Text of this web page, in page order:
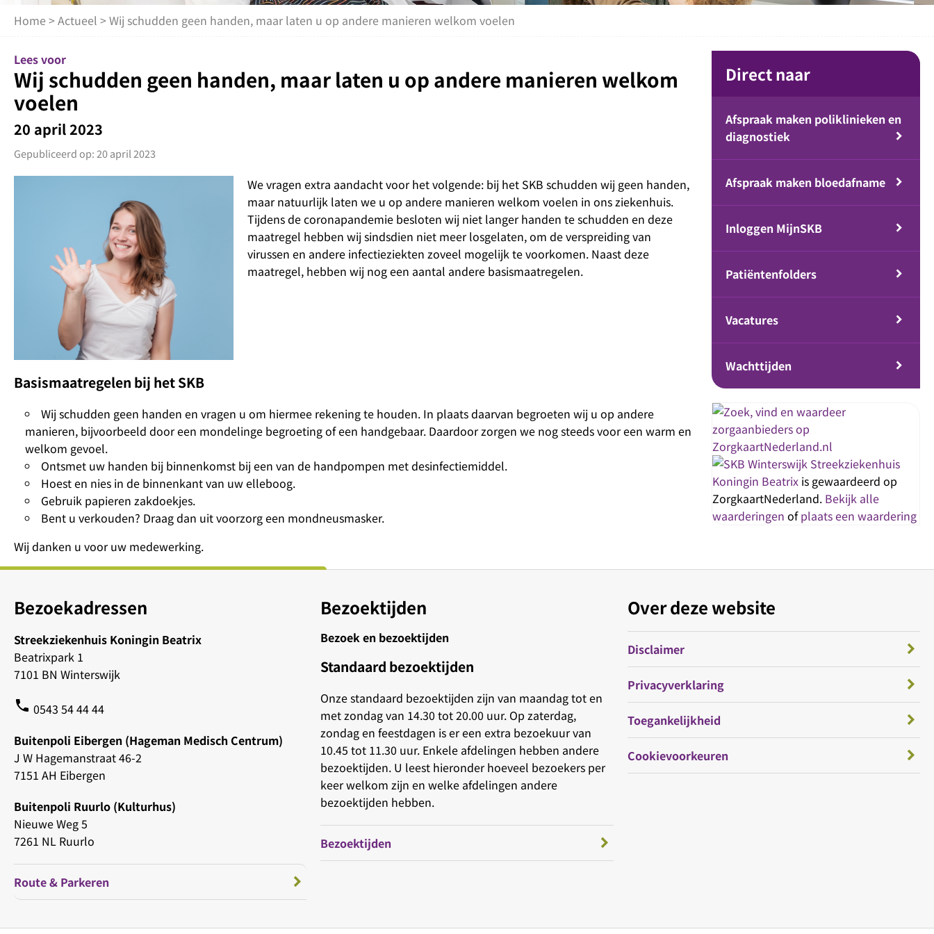
Home >Actueel > Wij schudden geen handen, maar laten u op andere manieren welkom voelen
Lees voor
Wij schudden geen handen, maar laten u op andere manieren welkom
voelen
20 april 2023
Gepubliceerd op: 20 april 2023
We vragen extra aandacht voor het volgende: bij het SKB schudden wij geen handen,
maar natuurlijk laten we u op andere manieren welkom voelen in ons ziekenhuis.
Tijdens de coronapandemie besloten wij niet langer handen te schudden en deze
maatregel hebben wij sindsdien niet meer losgelaten, om de verspreiding van
virussen en andere infectieziekten zoveel mogelijk te voorkomen. Naast deze
maatregel, hebben wij nog een aantal andere basismaatregelen.
Basismaatregelen bij het SKB
Wij schudden geen handen en vragen u om hiermee rekening te houden. In plaats daarvan begroeten wij u op andere
manieren, bijvoorbeeld door een mondelinge begroeting of een handgebaar. Daardoor zorgen we nog steeds voor een warm en
welkom gevoel.
Ontsmet uw handen bij binnenkomst bij een van de handpompen met desinfectiemiddel.
Hoest en nies in de binnenkant van uw elleboog.
Gebruik papieren zakdoekjes.
Bent u verkouden? Draag dan uit voorzorg een mondneusmasker.
Wij danken u voor uw medewerking.
Direct naar
Afspraak maken poliklinieken en
diagnostiek
Afspraak maken bloedafname
Inloggen MijnSKB
Patiëntenfolders
Vacatures
Wachttijden
Streekziekenhuis
Koningin Beatrix is gewaardeerd op
ZorgkaartNederland. Bekijk alle
waarderingen ofplaats een waardering
Bezoekadressen
Streekziekenhuis Koningin Beatrix
Beatrixpark 1
7101 BN Winterswijk
phone 0543 54 44 44
Buitenpoli Eibergen (Hageman Medisch Centrum)
J W Hagemanstraat 46-2
7151 AH Eibergen
Buitenpoli Ruurlo (Kulturhus)
Nieuwe Weg 5
7261 NL Ruurlo
Route & Parkeren
Bezoektijden
Bezoek en bezoektijden
Standaard bezoektijden
Onze standaard bezoektijden zijn van maandag tot en
met zondag van 14.30 tot 20.00 uur. Op zaterdag,
zondag en feestdagen is er een extra bezoekuur van
10.45 tot 11.30 uur. Enkele afdelingen hebben andere
bezoektijden. U leest hieronder hoeveel bezoekers per
keer welkom zijn en welke afdelingen andere
bezoektijden hebben.
Bezoektijden
Over deze website
Disclaimer
Privacyverklaring
Toegankelijkheid
Cookievoorkeuren